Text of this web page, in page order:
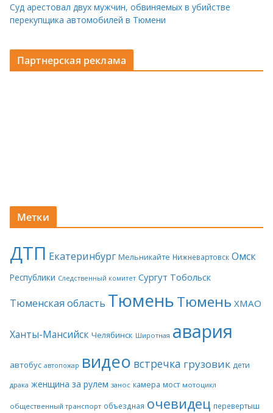
Суд арестовал двух мужчин, обвиняемых в убийстве
перекупщика автомобилей в Тюмени
Партнерская реклама
Метки
ДТП Екатеринбург Мельникайте Нижневартовск Омск
Республики Следственный комитет Сургут Тобольск
Тюменская область ТюменьТюмень ХМАО
Ханты-Мансийск Челябинск Широтная авария
автобус автопожар видео встречка грузовик дети
драка женщина за рулем занос камера мост мотоцикл
общественный транспорт объездная очевидец перевертыш